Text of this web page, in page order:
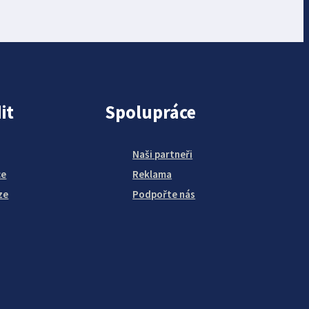
Spolupráce
Naši partneři
Reklama
Podpořte nás